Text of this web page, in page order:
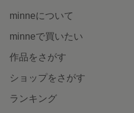
minneについて
minneで買いたい
作品をさがす
ショップをさがす
ランキング